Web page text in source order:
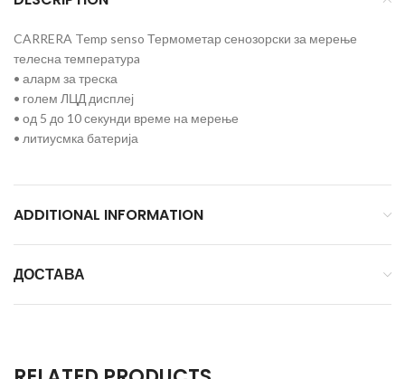
CARRERA Temp senso Термометар сенозорски за мерење
телесна температурa
• аларм за треска
• голем ЛЦД дисплеј
• од 5 до 10 секунди време на мерење
• литиусмка батерија
ADDITIONAL INFORMATION
ДОСТАВА